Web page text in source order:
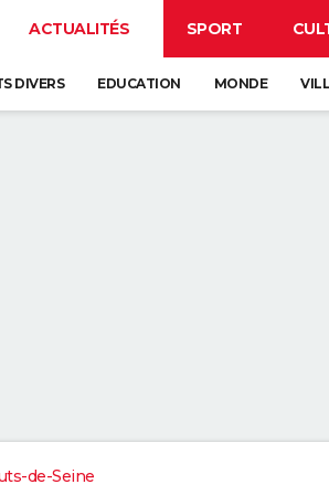
ACTUALITÉS SPORT
DIVERS EDUCATION MONDE
de-Seine